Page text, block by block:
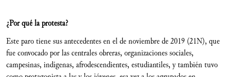
¿Por qué la protesta?
Este paro tiene sus antecedentes en el de noviembre de 2019 (21N), que
fue convocado por las centrales obreras, organizaciones sociales,
campesinas, indígenas, afrodescendientes, estudiantiles, y también tuvo